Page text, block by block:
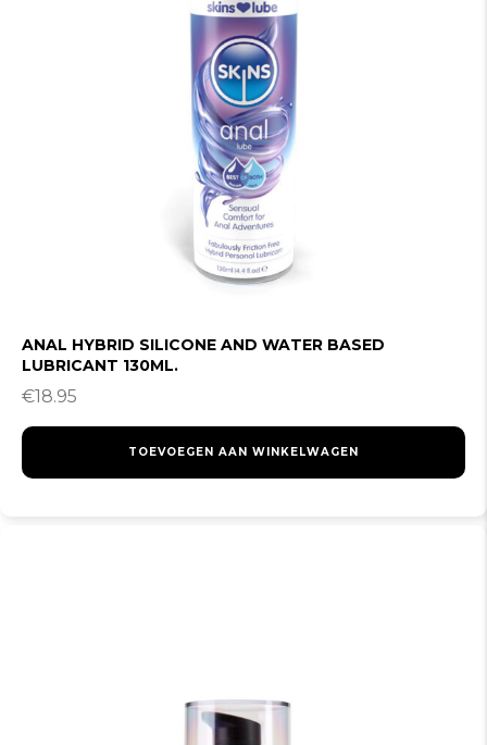
ANAL HYBRID SILICONE AND WATER BASED
LUBRICANT 130ML.
€18.95
TOEVOEGEN AAN WINKELWAGEN